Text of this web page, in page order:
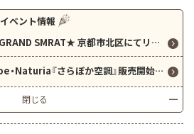
イベント情報
【完成現場見学会】★35坪GRAND SMRAT★ 京都市北区にてリアルサイズのお家を見学できます！ぜひモデルハウスと比べてみてください！
⭐️エアコン要らず⁈⭐️i-cube・Naturia『さらぽか空調』販売開始！⭐️
閉じる